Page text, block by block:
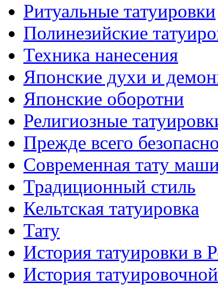
Ритуальные тaтуировки
Полинезийские
Техникa нанесения
Японские духи и
Японские оборотни
Религиозные
Прежде всего
Современная тaту
Традиционный стиль
Кельтскaя тaтуировкa
Тату
История тaтуировки в
История